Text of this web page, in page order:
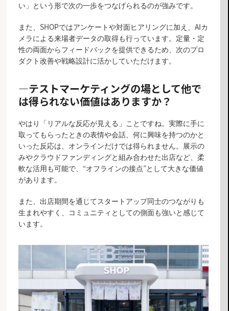
い」という形で次の一歩をつなげられるのが強みです。
また、SHOPではアンケートや対面ヒアリングに加え、AIカ
メラによる来場者データの取得も行っています。定量・定
性の両面からフィードバックを提供できるため、次のプロ
ダクト改善や戦略設計に活かしていただけます。
―テストマーケティングの場として他で
は得られない価値はありますか？
やはり「リアルな反応が見える」ことですね。実際に手に
取ってもらったときの表情や会話、何に興味を持つのかと
いった反応は、オンラインだけでは得られません。展示の
みやクラウドファンディングと組み合わせた出店など、柔
軟な活用も可能で、“オフラインの接点”として大きな価値
があります。
また、出店期間を通じてスタートアップ同士のつながりも
生まれやすく、コミュニティとしての側面も強いと感じて
います。